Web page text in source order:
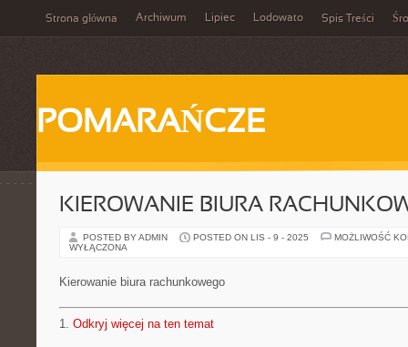
Strona główna Archiwum Lipiec Lodowato Spis Treści
POMARAŃCZE
KIEROWANIE BIURA
POSTED BY ADMIN POSTED ON LIS - 9 - 2025
MOŻLIWOŚĆ
WYŁĄCZONA
Kierowanie biura rachunkowego
1. Odkryj więcej na ten temat